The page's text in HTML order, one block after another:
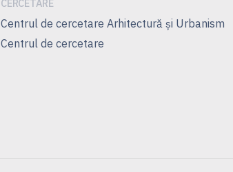
CERCETARE
Centrul de cercetare Arhitectură şi Urbanism
Centrul de cercetare